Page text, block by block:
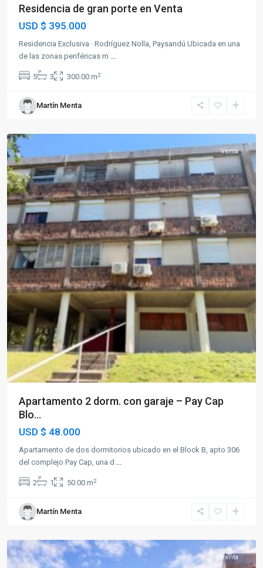
Residencia de gran porte en Venta
USD $ 395.000
Residencia Exclusiva · Rodríguez Nolla, Paysandú Ubicada en una
de las zonas periféricas m ...
5 3 300.00 m2
Martín Menta
Venta
Apartamento 2 dorm. con garaje – Pay Cap
Blo...
USD $ 48.000
Apartamento de dos dormitorios ubicado en el Block B, apto 306
del complejo Pay Cap, una d ...
2 1 50.00 m2
Martín Menta
Venta